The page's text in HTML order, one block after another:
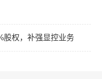
股权，补强显控业务